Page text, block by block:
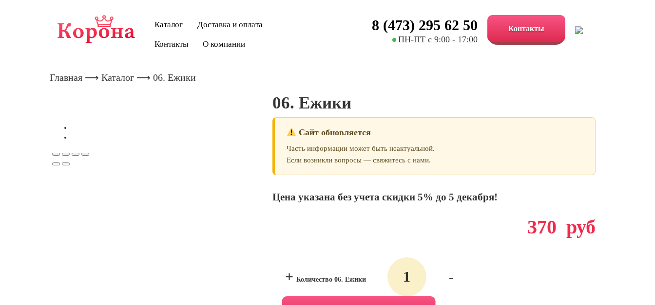
Каталог Доставка и оплата
Контакты О компании
Контакты
8 (473) 295 62 50
ПН-ПТ с 9:00 - 17:00
Главная ⟶ Каталог ⟶ 06. Ежики
06. Ежики
Сайт обновляется
Часть информации может быть неактуальной.
Если возникли вопросы — свяжитесь с нами.
Цена указана без учета скидки 5% до 5 декабря!
370 руб
+ Количество 06. Ежики -